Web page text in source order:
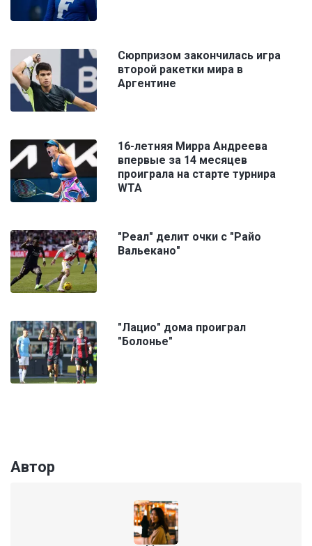
Сюрпризом закончилась игра
второй ракетки мира в
Аргентине
16-летняя Мирра Андреева
впервые за 14 месяцев
проиграла на старте турнира
WTA
"Реал" делит очки с "Райо
Вальекано"
"Лацио" дома проиграл
"Болонье"
Автор